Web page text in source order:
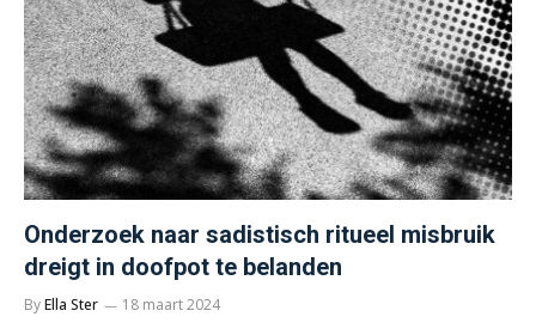
Onderzoek naar sadistisch ritueel misbruik
dreigt in doofpot te belanden
ByElla Ster 18 maart 2024